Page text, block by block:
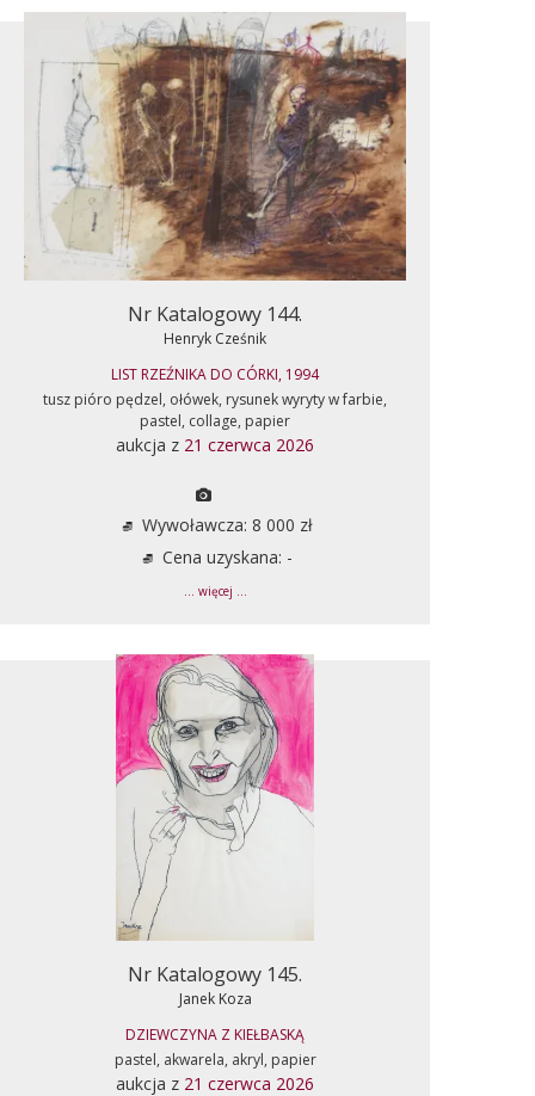
Nr Katalogowy 144.
Henryk Cześnik
LIST RZEŹNIKA DO CÓRKI, 1994
tusz pióro pędzel, ołówek, rysunek wyryty w farbie,
pastel, collage, papier
aukcja z 21 czerwca 2026
Wywoławcza: 8 000 zł
Cena uzyskana: -
... więcej ...
Nr Katalogowy 145.
Janek Koza
DZIEWCZYNA Z KIEŁBASKĄ
pastel, akwarela, akryl, papier
aukcja z 21 czerwca 2026